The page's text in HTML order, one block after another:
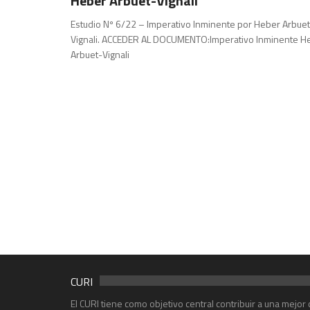
Estudio Nº 6/22 – Imperativo Inminente por Heber
Vignali. ACCEDER AL DOCUMENTO:Imperativo Inminente
Arbuet-Vignali
CURI
El CURI tiene como objetivo central contribuir a una